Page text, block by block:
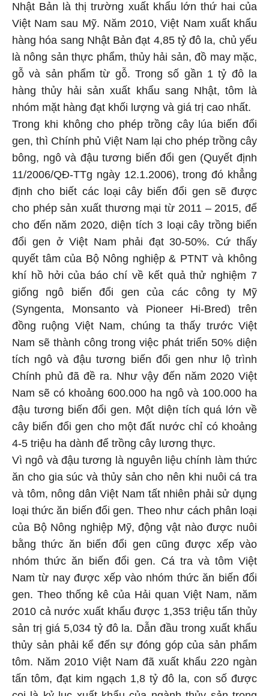
Nhật Bản là thị trường xuất khẩu lớn thứ hai của
Việt Nam sau Mỹ. Năm 2010, Việt Nam xuất khẩu
hàng hóa sang Nhật Bản đạt 4,85 tỷ đô la, chủ yếu
là nông sản thực phẩm, thủy hải sản, đồ may mặc,
gỗ và sản phẩm từ gỗ. Trong số gần 1 tỷ đô la
hàng thủy hải sản xuất khẩu sang Nhật, tôm là
nhóm mặt hàng đạt khối lượng và giá trị cao nhất.
Trong khi không cho phép trồng cây lúa biến đổi
gen, thì Chính phủ Việt Nam lại cho phép trồng cây
bông, ngô và đậu tương biến đổi gen (Quyết định
11/2006/QĐ-TTg ngày 12.1.2006), trong đó khẳng
định cho biết các loại cây biến đổi gen sẽ được
cho phép sản xuất thương mại từ 2011 – 2015, để
cho đến năm 2020, diện tích 3 loại cây trồng biến
đổi gen ở Việt Nam phải đạt 30-50%. Cứ thấy
quyết tâm của Bộ Nông nghiệp & PTNT và không
khí hồ hởi của báo chí về kết quả thử nghiệm 7
giống ngô biến đổi gen của các công ty Mỹ
(Syngenta, Monsanto và Pioneer Hi-Bred) trên
đồng ruộng Việt Nam, chúng ta thấy trước Việt
Nam sẽ thành công trong việc phát triển 50% diện
tích ngô và đậu tương biến đổi gen như lộ trình
Chính phủ đã đề ra. Như vậy đến năm 2020 Việt
Nam sẽ có khoảng 600.000 ha ngô và 100.000 ha
đậu tương biến đổi gen. Một diện tích quá lớn về
cây biến đổi gen cho một đất nước chỉ có khoảng
4-5 triệu ha dành để trồng cây lương thực.
Vì ngô và đậu tương là nguyên liệu chính làm thức
ăn cho gia súc và thủy sản cho nên khi nuôi cá tra
và tôm, nông dân Việt Nam tất nhiên phải sử dụng
loại thức ăn biến đổi gen. Theo như cách phân loại
của Bộ Nông nghiệp Mỹ, động vật nào được nuôi
bằng thức ăn biến đổi gen cũng được xếp vào
nhóm thức ăn biến đổi gen. Cá tra và tôm Việt
Nam từ nay được xếp vào nhóm thức ăn biến đổi
gen. Theo thống kê của Hải quan Việt Nam, năm
2010 cả nước xuất khẩu được 1,353 triệu tấn thủy
sản trị giá 5,034 tỷ đô la. Dẫn đầu trong xuất khẩu
thủy sản phải kể đến sự đóng góp của sản phẩm
tôm. Năm 2010 Việt Nam đã xuất khẩu 220 ngàn
tấn tôm, đạt kim ngạch 1,8 tỷ đô la, con số được